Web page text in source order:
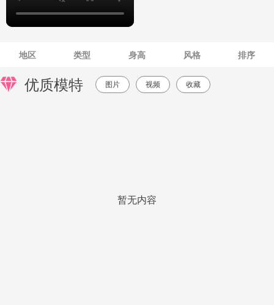
地区 类型 身高 风格 排序
优质模特 图片 视频 收藏
暂无内容